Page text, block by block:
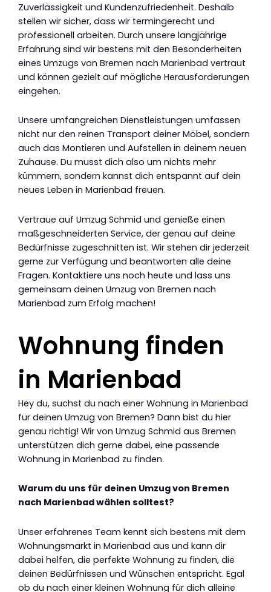
Zuverlässigkeit und Kundenzufriedenheit. Deshalb
stellen wir sicher, dass wir termingerecht und
professionell arbeiten. Durch unsere langjährige
Erfahrung sind wir bestens mit den Besonderheiten
eines Umzugs von Bremen nach Marienbad vertraut
und können gezielt auf mögliche Herausforderungen
eingehen.
Unsere umfangreichen Dienstleistungen umfassen
nicht nur den reinen Transport deiner Möbel, sondern
auch das Montieren und Aufstellen in deinem neuen
Zuhause. Du musst dich also um nichts mehr
kümmern, sondern kannst dich entspannt auf dein
neues Leben in Marienbad freuen.
Vertraue auf Umzug Schmid und genieße einen
maßgeschneiderten Service, der genau auf deine
Bedürfnisse zugeschnitten ist. Wir stehen dir jederzeit
gerne zur Verfügung und beantworten alle deine
Fragen. Kontaktiere uns noch heute und lass uns
gemeinsam deinen Umzug von Bremen nach
Marienbad zum Erfolg machen!
Wohnung finden
in Marienbad
Hey du, suchst du nach einer Wohnung in Marienbad
für deinen Umzug von Bremen? Dann bist du hier
genau richtig! Wir von Umzug Schmid aus Bremen
unterstützen dich gerne dabei, eine passende
Wohnung in Marienbad zu finden.
Warum du uns für deinen Umzug von Bremen
nach Marienbad wählen solltest?
Unser erfahrenes Team kennt sich bestens mit dem
Wohnungsmarkt in Marienbad aus und kann dir
dabei helfen, die perfekte Wohnung zu finden, die
deinen Bedürfnissen und Wünschen entspricht. Egal
ob du nach einer kleinen Wohnung für dich alleine